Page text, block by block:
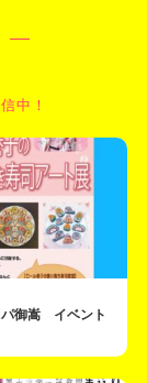
中！
パ御嵩 イベント